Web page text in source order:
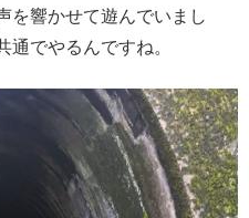
響かせて遊んでいまし
通でやるんですね。